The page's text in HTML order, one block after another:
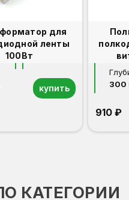
для
ленты
100Вт
купить
300
910 ₽
КАТЕГОРИИ